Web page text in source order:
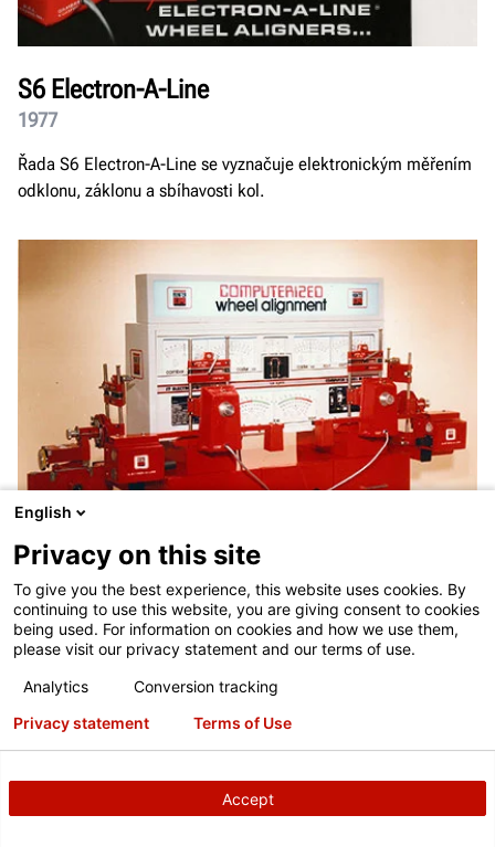
S6 Electron-A-Line
1977
Řada S6 Electron-A-Line se vyznačuje elektronickým měřením
odklonu, záklonu a sbíhavosti kol.
S7 Electron-A-Line
1979
Společnost Hunter S7 Electron-A-Line zavádí princip jízdní osy
do seřízení geometrie kol, který se stává základem moderní
technologie seřízení geometrie čtyř kol.
English
Privacy on this site
To give you the best experience, this website uses cookies. By
continuing to use this website, you are giving consent to cookies
being used. For information on cookies and how we use them,
please visit our privacy statement and our terms of use.
Analytics
Conversion tracking
Accept
Privacy statement Terms of Use